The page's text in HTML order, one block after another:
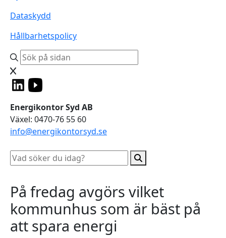
Dataskydd
Hållbarhetspolicy
Energikontor Syd AB
Växel: 0470-76 55 60
info@energikontorsyd.se
På fredag avgörs vilket
kommunhus som är bäst på
att spara energi